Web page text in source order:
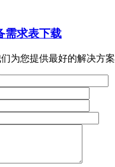
需求表下载
为您提供最好的解决方案